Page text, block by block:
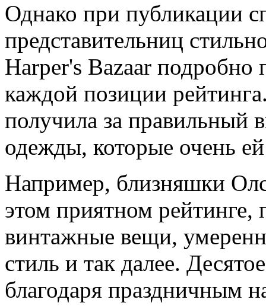
Однако при публикации
представительниц
Harper's Bazaar подробно
каждой позиции
получила за правильный
одежды, которые очень
Например, близняшки
этом приятном рейтинге,
винтажные вещи,
стиль и так далее.
благодаря праздничным